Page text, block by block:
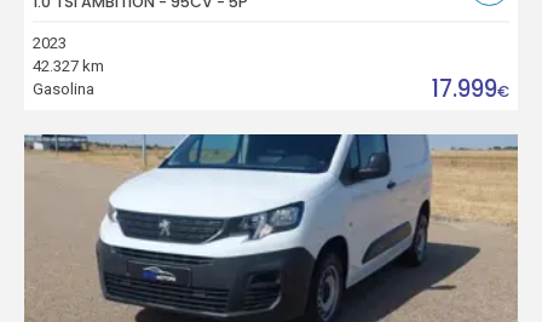
2023
42.327 km
Gasolina
17.999€